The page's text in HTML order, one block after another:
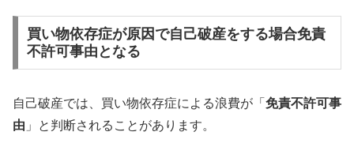
買い物依存症が原因で自己破産をする場合免責
不許可事由となる
自己破産では、買い物依存症による浪費が「 免責不許可事
由 」と判断されることがあります。